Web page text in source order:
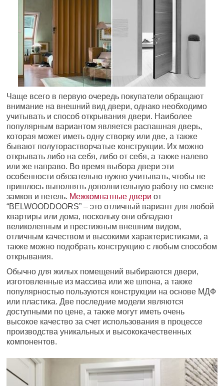
Чаще всего в первую очередь покупатели обращают
внимание на внешний вид двери, однако необходимо
учитывать и способ открывания двери. Наиболее
популярным вариантом является распашная дверь,
которая может иметь одну створку или две, а также
бывают полуторастворчатые конструкции. Их можно
открывать либо на себя, либо от себя, а также налево
или же направо. Во время выбора двери эти
особенности обязательно нужно учитывать, чтобы не
пришлось выполнять дополнительную работу по смене
замков и петель. Межкомнатные двери от
“BELWOODDOORS” – это отличный вариант для любой
квартиры или дома, поскольку они обладают
великолепным и престижным внешним видом,
отличным качеством и высокими характеристиками, а
также можно подобрать конструкцию с любым способом
открывания.
Обычно для жилых помещений выбираются двери,
изготовленные из массива или же шпона, а также
популярностью пользуются конструкции на основе МДФ
или пластика. Две последние модели являются
доступными по цене, а также могут иметь очень
высокое качество за счет использования в процессе
производства уникальных и высококачественных
компонентов.